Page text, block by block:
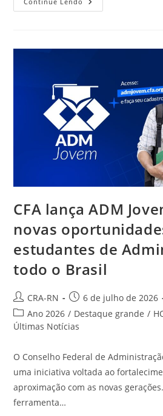
ADM
Estratégica
O
Administrador
Cristiano
Dourado
CFA lança ADM
novas
estudantes de
todo o Brasil
Autor
do
post:
CRA-RN
Post
publicado:
6 de julho de 2026
Categoria
do
Ano 2026 / Destaque grande /
Últimas Notícias
O Conselho Federal de
uma iniciativa voltada ao
aproximação com as novas
ferramenta…